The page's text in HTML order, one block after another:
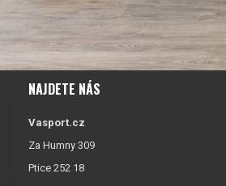
NAJDETE NÁS
Vasport.cz
Za Humny 309
Ptice 252 18